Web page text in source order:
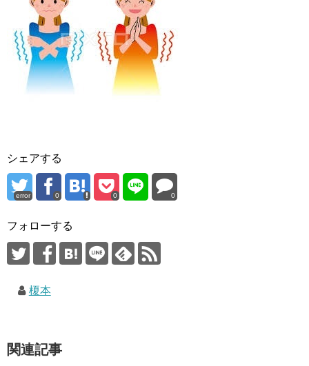
シェアする
error 0 0 0
フォローする
榎本
関連記事